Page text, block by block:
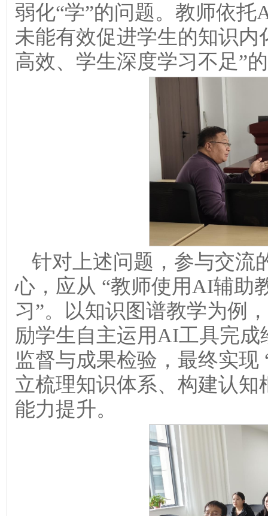
弱化“学”的问题。教师依
未能有效促进学生的知识
高效、学生深度学习不足”
针对上述问题，参与交流
心，应从 “教师使用AI辅助
习”。以知识图谱教学为例
励学生自主运用AI工具完
监督与成果检验，最终实
立梳理知识体系、构建认
能力提升。